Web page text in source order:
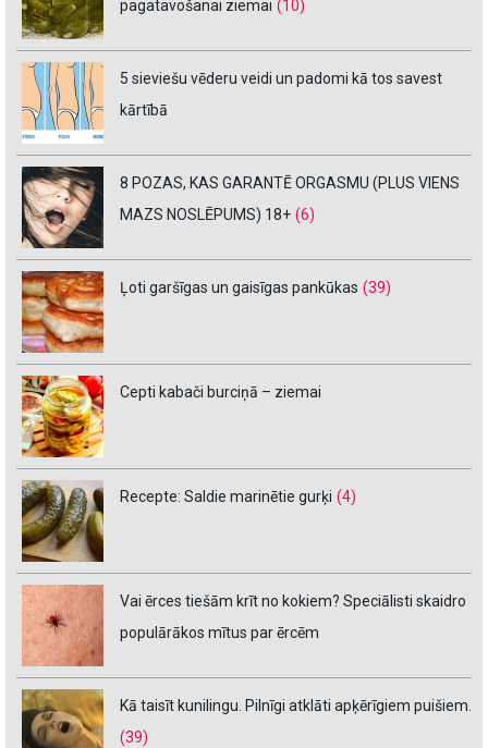
pagatavošanai ziemai (10)
5 sieviešu vēderu veidi un padomi kā tos savest
kārtībā
8 POZAS, KAS GARANTĒ ORGASMU (PLUS VIENS
MAZS NOSLĒPUMS) 18+ (6)
Ļoti garšīgas un gaisīgas pankūkas (39)
Cepti kabači burciņā – ziemai
Recepte: Saldie marinētie gurķi (4)
Vai ērces tiešām krīt no kokiem? Speciālisti skaidro
populārākos mītus par ērcēm
Kā taisīt kunilingu. Pilnīgi atklāti apķērīgiem puišiem.
(39)